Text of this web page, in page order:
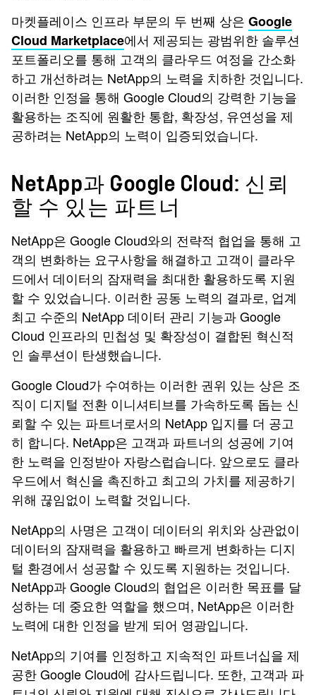
마켓플레이스 인프라 부문의 두 번째 상은 Google
Cloud Marketplace에서 제공되는 광범위한 솔루션
포트폴리오를 통해 고객의 클라우드 여정을 간소화
하고 개선하려는 NetApp의 노력을 치하한 것입니다.
이러한 인정을 통해 Google Cloud의 강력한 기능을
활용하는 조직에 원활한 통합, 확장성, 유연성을 제
공하려는 NetApp의 노력이 입증되었습니다.
NetApp과 Google Cloud: 신뢰
할 수 있는 파트너
NetApp은 Google Cloud와의 전략적 협업을 통해 고
객의 변화하는 요구사항을 해결하고 고객이 클라우
드에서 데이터의 잠재력을 최대한 활용하도록 지원
할 수 있었습니다. 이러한 공동 노력의 결과로, 업계
최고 수준의 NetApp 데이터 관리 기능과 Google
Cloud 인프라의 민첩성 및 확장성이 결합된 혁신적
인 솔루션이 탄생했습니다.
Google Cloud가 수여하는 이러한 권위 있는 상은 조
직이 디지털 전환 이니셔티브를 가속하도록 돕는 신
뢰할 수 있는 파트너로서의 NetApp 입지를 더 공고
히 합니다. NetApp은 고객과 파트너의 성공에 기여
한 노력을 인정받아 자랑스럽습니다. 앞으로도 클라
우드에서 혁신을 촉진하고 최고의 가치를 제공하기
위해 끊임없이 노력할 것입니다.
NetApp의 사명은 고객이 데이터의 위치와 상관없이
데이터의 잠재력을 활용하고 빠르게 변화하는 디지
털 환경에서 성공할 수 있도록 지원하는 것입니다.
NetApp과 Google Cloud의 협업은 이러한 목표를 달
성하는 데 중요한 역할을 했으며, NetApp은 이러한
노력에 대한 인정을 받게 되어 영광입니다.
NetApp의 기여를 인정하고 지속적인 파트너십을 제
공한 Google Cloud에 감사드립니다. 또한, 고객과 파